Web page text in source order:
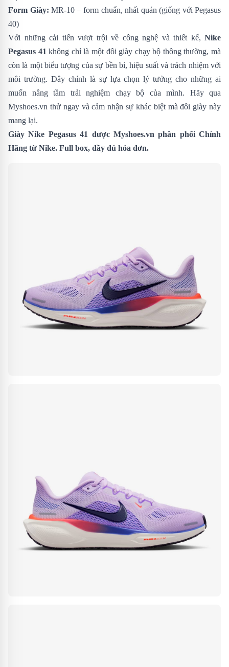
Form Giày: MR-10 – form chuẩn, nhất quán (giống với Pegasus
40)
Với những cải tiến vượt trội về công nghệ và thiết kế, Nike
Pegasus 41 không chỉ là một đôi giày chạy bộ thông thường, mà
còn là một biểu tượng của sự bền bỉ, hiệu suất và trách nhiệm với
môi trường. Đây chính là sự lựa chọn lý tưởng cho những ai
muốn nâng tầm trải nghiệm chạy bộ của mình. Hãy qua
Myshoes.vn thử ngay và cảm nhận sự khác biệt mà đôi giày này
mang lại.
Giày Nike Pegasus 41 được Myshoes.vn phân phối Chính
Hãng từ Nike. Full box, đầy đủ hóa đơn.